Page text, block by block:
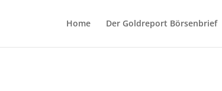
Home
Der Goldreport Börsenbrief